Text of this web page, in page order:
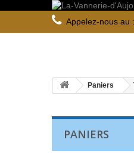
Appelez-nous au :
Paniers
PANIERS